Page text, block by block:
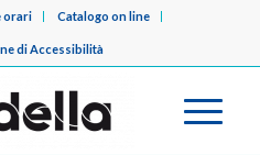
orari Catalogo on line
di Accessibilità